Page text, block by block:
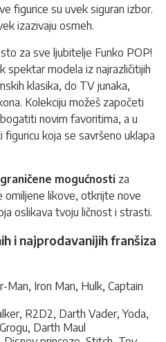
figurice su uvek siguran izbor.
izazivaju osmeh.
za sve ljubitelje Funko POP!
spektar modela iz najrazličitijih
klasika, do TV junaka,
Kolekciju možeš započeti
novim favoritima, a u
figuricu koja se savršeno uklapa
mogućnosti za
omiljene likove, otkrijte nove
oslikava tvoju ličnost i strasti.
i najprodavanijih franšiza
Man, Iron Man, Hulk, Captain
R2D2, Darth Vader, Yoda,
Darth Maul